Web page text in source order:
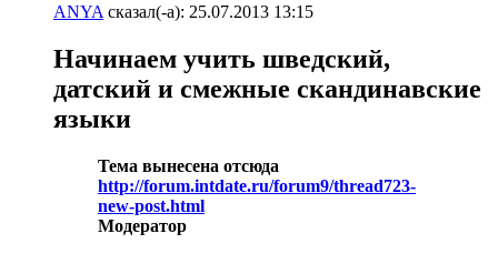
ANYA сказал(-а): 25.07.2013 13:15
Начинаем учить шведский,
датский и смежные скандинавские
языки
Тема вынесена отсюда
http://forum.intdate.ru/forum9/thread723-
new-post.html
Модератор